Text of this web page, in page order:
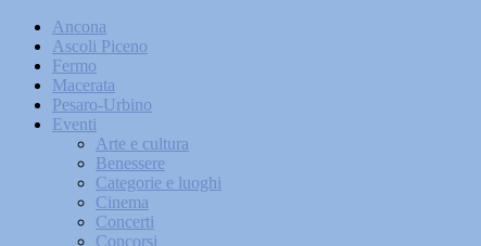
Ancona
Ascoli Piceno
Fermo
Macerata
Pesaro-Urbino
Eventi
Arte e cultura
Benessere
Categorie e luoghi
Cinema
Concerti
Concorsi